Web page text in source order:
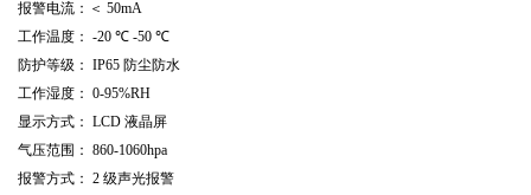
报警电流：＜ 50mA
工作温度： -20 ℃ -50 ℃
防护等级： IP65 防尘防水
工作湿度： 0-95%RH
显示方式： LCD 液晶屏
气压范围： 860-1060hpa
报警方式： 2 级声光报警